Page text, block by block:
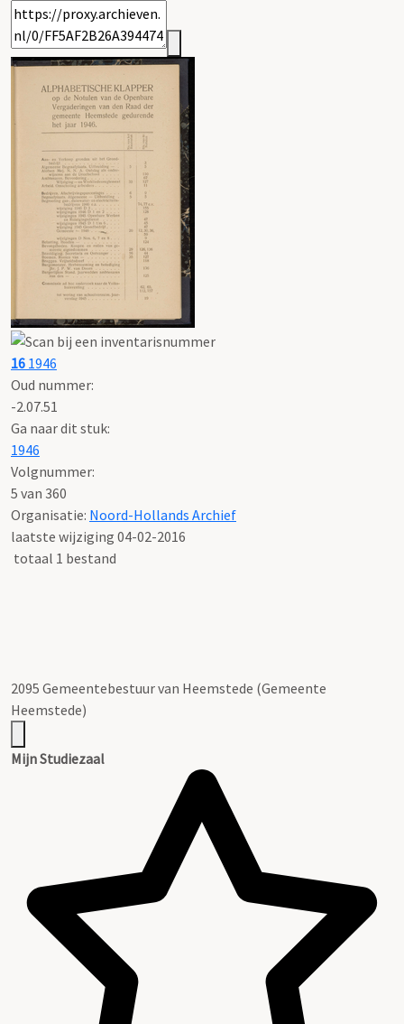
16 1946
Oud nummer:
-2.07.51
Ga naar dit stuk:
1946
Volgnummer:
5 van 360
Organisatie: Noord-Hollands Archief
laatste wijziging 04-02-2016
totaal 1 bestand
2095 Gemeentebestuur van Heemstede (Gemeente
Heemstede)
Mijn Studiezaal